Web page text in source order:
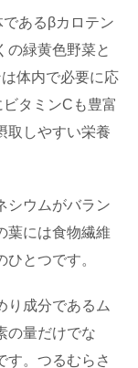
あるβカロテン
の緑黄色野菜と
体内で必要に応
タミンCも豊富
取しやすい栄養
シウムがバラン
葉には食物繊維
とつです。
り成分であるム
の量だけでな
す。つるむらさ